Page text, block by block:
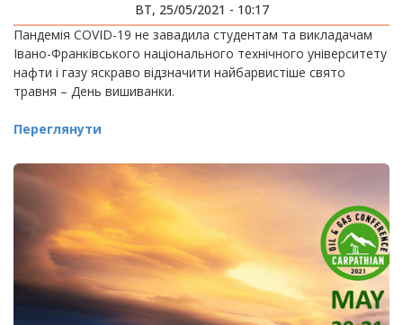
ВТ, 25/05/2021 - 10:17
Пандемія COVID-19 не завадила студентам та викладачам
Івано-Франківського національного технічного університету
нафти і газу яскраво відзначити найбарвистіше свято
травня – День вишиванки.
Переглянути